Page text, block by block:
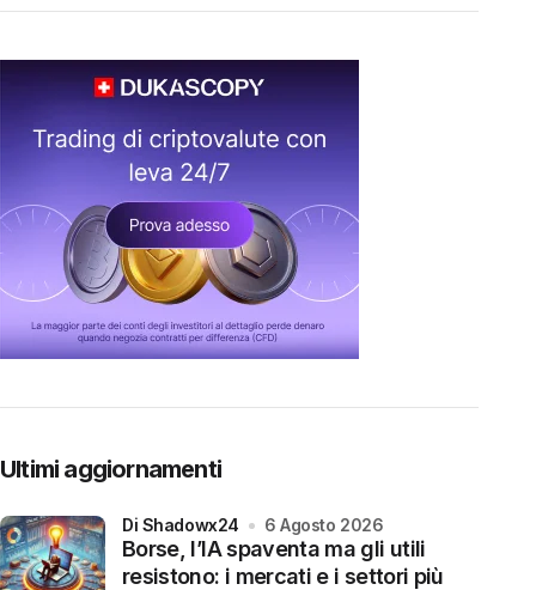
Ultimi aggiornamenti
Borse, l’IA spaventa ma gli utili
resistono: i mercati e i settori più
di Shadowx24 6 Agosto 2026